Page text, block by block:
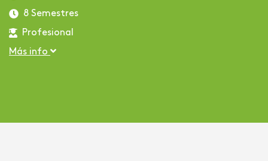
8 Semestres
Profesional
Más info